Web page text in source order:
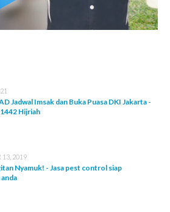
Jadwal Imsak dan Buka Puasa DKI Jakarta -
Hijriah
13, 2019
Nyamuk! - Jasa pest control siap